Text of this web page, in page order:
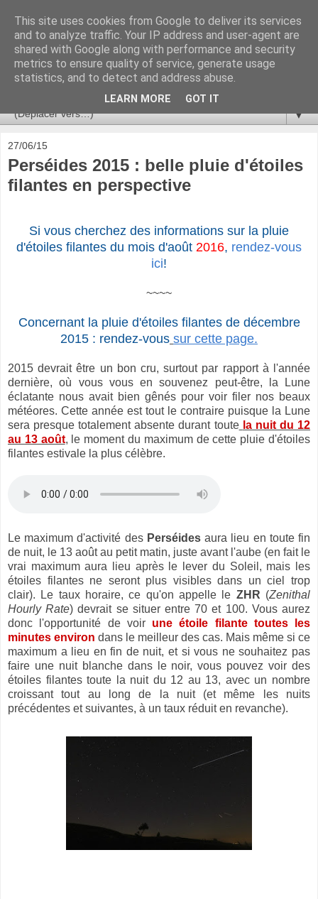
Ça se passe là haut
Astronomie, Astrophysique, Astroparticules, Cosmologie.
L'infini se contemple, indéfiniment. ISSN 2272-5768
▼
27/06/15
Perséides 2015 : belle pluie d'étoiles
filantes en perspective
Si vous cherchez des informations sur la pluie
d'étoiles filantes du mois d'août 2016, rendez-vous
ici!
~~~~
Concernant la pluie d'étoiles filantes de décembre
2015 : rendez-vous sur cette page.
2015 devrait être un bon cru, surtout par rapport à l'année
dernière, où vous vous en souvenez peut-être, la Lune
éclatante nous avait bien gênés pour voir filer nos beaux
météores. Cette année est tout le contraire puisque la Lune
sera presque totalement absente durant toute la nuit du 12
au 13 août, le moment du maximum de cette pluie d'étoiles
filantes estivale la plus célèbre.
Le maximum d'activité des Perséidesaura lieu en toute fin
de nuit, le 13 août au petit matin, juste avant l'aube (en fait le
vrai maximum aura lieu après le lever du Soleil, mais les
étoiles filantes ne seront plus visibles dans un ciel trop
clair). Le taux horaire, ce qu'on appelle le ZHR (Zenithal
Hourly Rate) devrait se situer entre 70 et 100. Vous aurez
donc l'opportunité de voirune étoile filante toutes les
minutes environ dans le meilleur des cas. Mais même si ce
maximum a lieu en fin de nuit, et si vous ne souhaitez pas
faire une nuit blanche dans le noir, vous pouvez voir des
étoiles filantes toute la nuit du 12 au 13, avec un nombre
croissant tout au long de la nuit (et même les nuits
précédentes et suivantes, à un taux réduit en revanche).
This site uses cookies from Google to deliver its services
and to analyze traffic. Your IP address and user-agent are
shared with Google along with performance and security
metrics to ensure quality of service, generate usage
statistics, and to detect and address abuse.
LEARN MORE GOT IT